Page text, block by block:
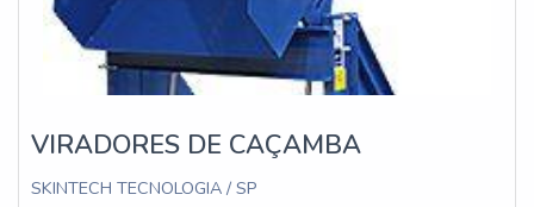
VIRADORES DE CAÇAMBA
SKINTECH TECNOLOGIA / SP